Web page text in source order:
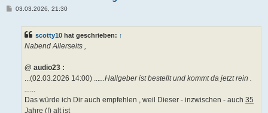
B03.03.2026, 21:30
scotty10 hat geschrieben: ↑
Nabend Allerseits ,
@ audio23 :
...(02.03.2026 14:00) ......Hallgeber ist bestellt und kommt da jetzt rein .
......
Das würde ich Dir auch empfehlen , weil Dieser - inzwischen - auch 35
Jahre (!) alt ist